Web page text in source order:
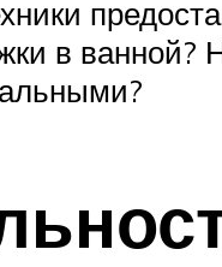
в ванной?